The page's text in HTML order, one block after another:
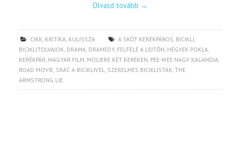
Olvasd tovább →
CIKK, KRITIKA, KULISSZA A SKÓT KERÉKPÁROS, BICIKLI,
BICIKLITOLVAJOK, DRÁMA, DRAMEDY, FELFELÉ A LEJTŐN, HEGYEK POKLA,
KERÉKPÁR, MAGYAR FILM, MOLIERE KÉT KERÉKEN, PEE-WEE NAGY KALANDJA,
ROAD MOVIE, SRÁC A BICIKLIVEL, SZERELMES BICIKLISTÁK,THE
ARMSTRONG LIE